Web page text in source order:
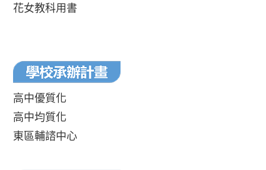
花女教科用書
高中優質化
高中均質化
東區輔諮中心